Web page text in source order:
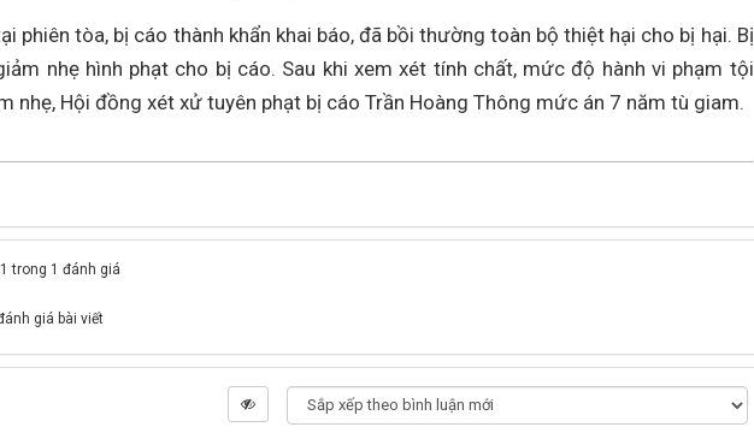
phiên tòa, bị cáo thành khẩn khai báo, đã bồi thường toàn bộ thiệt hại cho bị hại. Bị
nhẹ hình phạt cho bị cáo. Sau khi xem xét tính chất, mức độ hành vi phạm tội
nhẹ, Hội đồng xét xử tuyên phạt bị cáo Trần Hoàng Thông mức án 7 năm tù giam.
trong 1 đánh giá
giá bài viết